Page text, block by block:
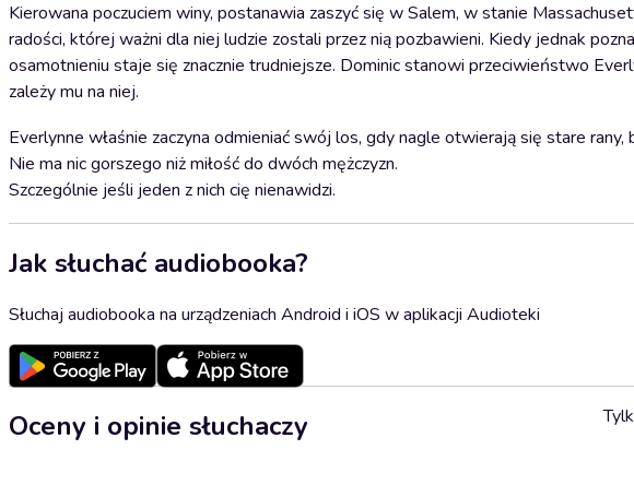
Kierowana poczuciem winy, postanawia zaszyć się w Salem, w stanie
radości, której ważni dla niej ludzie zostali przez nią pozbawieni. Kiedy jednak
osamotnieniu staje się znacznie trudniejsze. Dominic stanowi przeciwieństwo
zależy mu na niej.
Everlynne właśnie zaczyna odmieniać swój los, gdy nagle otwierają się stare
Nie ma nic gorszego niż miłość do dwóch mężczyzn.
Szczególnie jeśli jeden z nich cię nienawidzi.
Jak słuchać audiobooka?
Słuchaj audiobooka na urządzeniach Android i iOS w aplikacji Audioteki
Oceny i opinie słuchaczy